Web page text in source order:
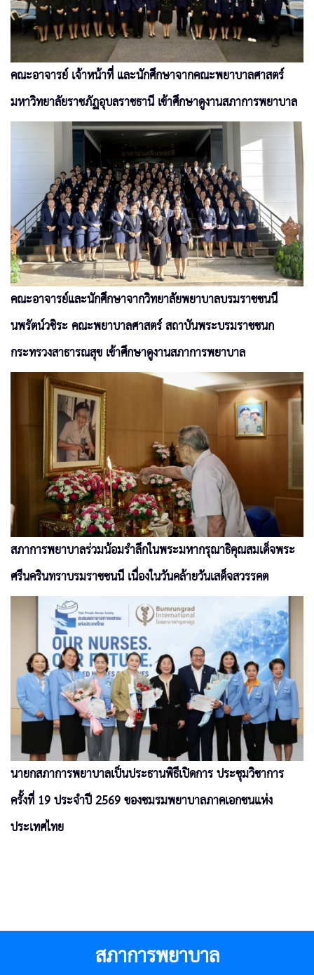
คณะอาจารย์ เจ้าหน้าที่ และนักศึกษาจากคณะพยาบาลศาสตร์
มหาวิทยาลัยราชภัฏอุบลราชธานี เข้าศึกษาดูงานสภาการพยาบาล
คณะอาจารย์และนักศึกษาจากวิทยาลัยพยาบาลบรมราชชนนี
นพรัตน์วชิระ คณะพยาบาลศาสตร์ สถาบันพระบรมราชชนก
กระทรวงสาธารณสุข เข้าศึกษาดูงานสภาการพยาบาล
สภาการพยาบาลร่วมน้อมรำลึกในพระมหากรุณาธิคุณสมเด็จพระ
ศรีนครินทราบรมราชชนนี เนื่องในวันคล้ายวันเสด็จสวรรคต
นายกสภาการพยาบาลเป็นประธานพิธีเปิดการ ประชุมวิชาการ
ครั้งที่ 19 ประจำปี 2569 ของชมรมพยาบาลภาคเอกชนแห่ง
ประเทศไทย
สภาการพยาบาล